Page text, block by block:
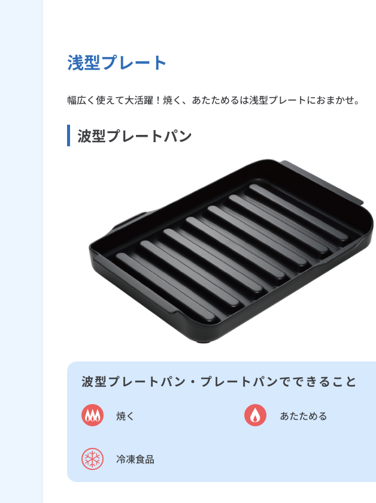
浅型プレート
幅広く使えて大活躍！焼く、あたためるは浅型プレートにおまかせ。
波型プレートパン
波型プレートパン・プレートパンでできること
焼く あたためる
冷凍食品